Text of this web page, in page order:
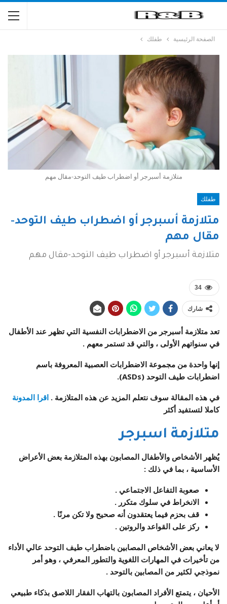
الصفحة الرئيسية طفلك
متلازمة أسبرجر أو اضطراب طيف التوحد-مقال مهم
طفلك
متلازمة أسبرجر أو اضطراب طيف التوحد-
مقال مهم
متلازمة أسبرجر أو اضطراب طيف التوحد-مقال مهم
34
شارك
تعد متلازمة أسبرجر من الاضطرابات النفسية التي تظهر عند الأطفال
في سنواتهم الأولى ، والتي قد تستمر معهم .
إنها واحدة من مجموعة الاضطرابات العصبية المعروفة باسم
اضطرابات طيف التوحد (ASDs).
في هذه المقالة سوف نتعلم المزيد عن هذه المتلازمة . اقرا المدونة
كاملا لتستفيد أكثر
متلازمة اسبرجر
يُظهر الأشخاص والأطفال المصابون بهذه المتلازمة بعض الأعراض
الأساسية ، بما في ذلك :
صعوبة التفاعل الاجتماعي .
الانخراط في سلوك متكرر .
قف بحزم فيما يعتقدون أنه صحيح ولا تكن مرنًا .
ركز على القواعد والروتين .
لا يعاني بعض الأشخاص المصابين باضطراب طيف التوحد عالي الأداء
من تأخيرات في المهارات اللغوية والتطور المعرفي ، وهو أمر
نموذجي لكثير من المصابين بالتوحد .
الأحيان ، يتمتع الأفراد المصابون بالتهاب الفقار اللاصق بذكاء طبيعي